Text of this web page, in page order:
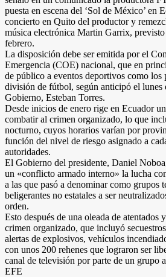
puesta en escena del ‘Sol de México’ en
concierto en Quito del productor y
música electrónica Martin Garrix, previsto
febrero.
La disposición debe ser emitida por el
Emergencia (COE) nacional, que en
de público a eventos deportivos como los
división de fútbol, según anticipó el lunes
Gobierno, Esteban Torres.
Desde inicios de enero rige en Ecuador
combatir al crimen organizado, lo que
nocturno, cuyos horarios varían por
función del nivel de riesgo asignado a
autoridades.
El Gobierno del presidente, Daniel
un «conflicto armado interno» la lucha
a las que pasó a denominar como grupos
beligerantes no estatales a ser
orden.
Esto después de una oleada de atentados
crimen organizado, que incluyó
alertas de explosivos, vehículos
con unos 200 rehenes que lograron ser
canal de televisión por parte de un grupo
EFE